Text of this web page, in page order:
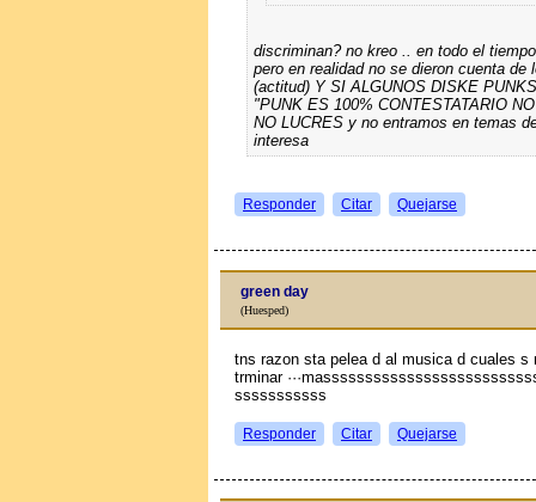
discriminan? no kreo .. en todo el
pero en realidad no se dieron cuenta
(actitud) Y SI ALGUNOS DISKE
"PUNK ES 100% CONTESTATARIO
NO LUCRES y no entramos en temas
interesa
Responder Citar Quejarse
green day
(Huesped)
tns razon sta pelea d al musica d cuales
trminar
sssssssssss
Responder Citar Quejarse